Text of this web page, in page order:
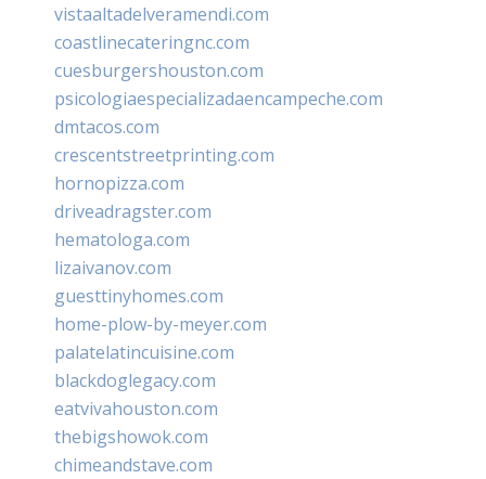
vistaaltadelveramendi.com
coastlinecateringnc.com
cuesburgershouston.com
psicologiaespecializadaencampeche.com
dmtacos.com
crescentstreetprinting.com
hornopizza.com
driveadragster.com
hematologa.com
lizaivanov.com
guesttinyhomes.com
home-plow-by-meyer.com
palatelatincuisine.com
blackdoglegacy.com
eatvivahouston.com
thebigshowok.com
chimeandstave.com